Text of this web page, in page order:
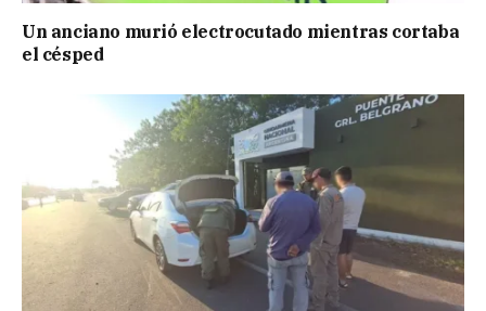
Un anciano murió electrocutado mientras cortaba
el césped